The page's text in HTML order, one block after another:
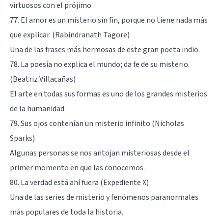
virtuosos con el prójimo.
77. El amor es un misterio sin fin, porque no tiene nada más
que explicar. (Rabindranath Tagore)
Una de las frases más hermosas de este gran poeta indio.
78. La poesía no explica el mundo; da fe de su misterio.
(Beatriz Villacañas)
El arte en todas sus formas es uno de los grandes misterios
de la humanidad.
79. Sus ojos contenían un misterio infinito (Nicholas
Sparks)
Algunas personas se nos antojan misteriosas desde el
primer momento en que las conocemos.
80. La verdad está ahí fuera (Expediente X)
Una de las series de misterio y fenómenos paranormales
más populares de toda la historia.